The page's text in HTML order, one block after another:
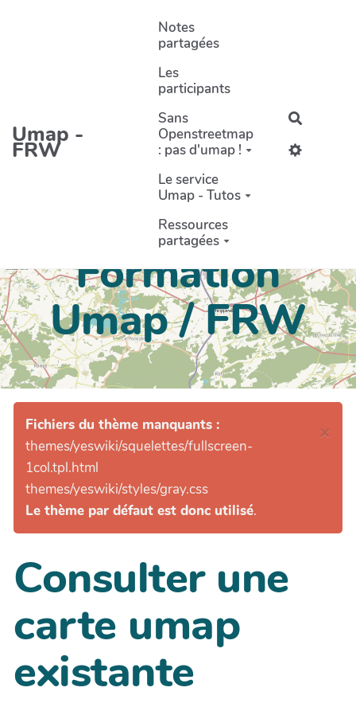
Aller au contenu principal
Umap -
FRW
Notes
partagées
Les
participants
Sans
Openstreetmap
: pas d'umap !
Le service
Umap - Tutos
Ressources
partagées
Formation
Umap / FRW
×
Fichiers du thème manquants :
themes/yeswiki/squelettes/fullscreen-
1col.tpl.html
themes/yeswiki/styles/gray.css
Le thème par défaut est donc utilisé.
Consulter une
carte umap
existante